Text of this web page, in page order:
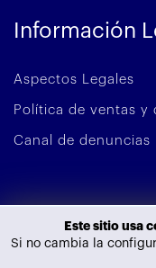
Información
Aspectos Legales
Política de ventas y
Canal de denuncias
Este sitio usa
Si no cambia la